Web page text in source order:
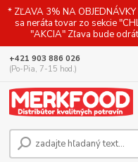
* ZĽAVA 3% NA
sa neráta tovar zo sekcie
"AKCIA" Zľava bude
+421 903 886 026
(Po-Pia, 7-15 hod.)